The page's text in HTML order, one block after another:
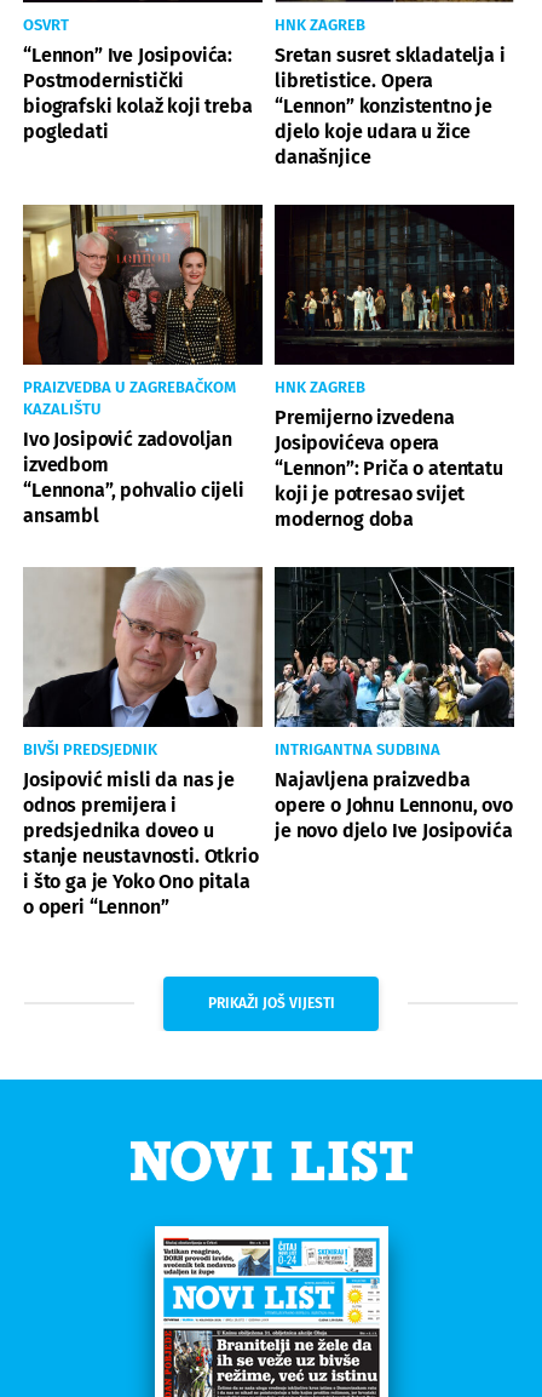
OSVRT
“Lennon” Ive Josipovića:
Postmodernistički
biografski kolaž koji treba
pogledati
HNK ZAGREB
Sretan susret skladatelja i
libretistice. Opera
“Lennon” konzistentno je
djelo koje udara u žice
današnjice
PRAIZVEDBA U ZAGREBAČKOM
KAZALIŠTU
Ivo Josipović zadovoljan
izvedbom
“Lennona”, pohvalio cijeli
ansambl
HNK ZAGREB
Premijerno izvedena
Josipovićeva opera
“Lennon”: Priča o atentatu
koji je potresao svijet
modernog doba
BIVŠI PREDSJEDNIK
Josipović misli da nas je
odnos premijera i
predsjednika doveo u
stanje neustavnosti. Otkrio
i što ga je Yoko Ono pitala
o operi “Lennon”
INTRIGANTNA SUDBINA
Najavljena praizvedba
opere o Johnu Lennonu, ovo
je novo djelo Ive Josipovića
PRIKAŽI JOŠ VIJESTI